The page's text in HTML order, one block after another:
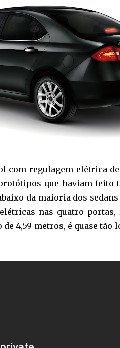
com regulagem elétrica
que haviam feito
da maioria dos
nas quatro portas,
4,59 metros, é quase tão